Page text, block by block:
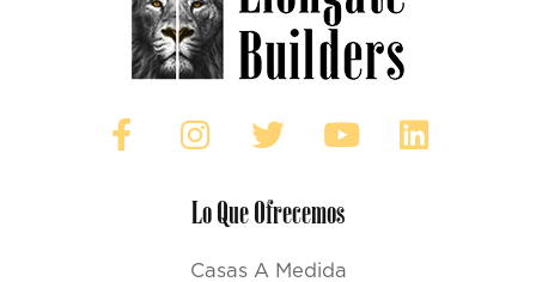
Lo Que Ofrecemos
Casas A Medida